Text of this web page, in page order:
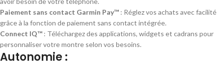
Paiement sans contact Garmin Pay™ : Réglez vos achats avec facilité
grâce à la fonction de paiement sans contact intégrée.
Connect IQ™ : Téléchargez des applications, widgets et cadrans pour
personnaliser votre montre selon vos besoins.
Autonomie :